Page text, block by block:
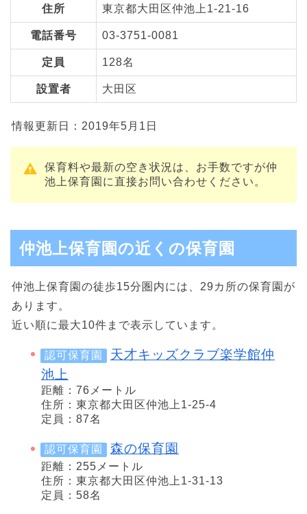
住所 東京都大田区仲池上1-21-16
電話番号 03-3751-0081
定員 128名
設置者 大田区
情報更新日：2019年5月1日
保育料や最新の空き状況は、お手数ですが仲
池上保育園に直接お問い合わせください。
仲池上保育園の近くの保育園
仲池上保育園の徒歩15分圏内には、29カ所の保育園が
あります。
近い順に最大10件まで表示しています。
認可保育園
天才キッズクラブ楽学館仲
池上
距離：76メートル
住所：東京都大田区仲池上1-25-4
定員：87名
認可保育園 森の保育園
距離：255メートル
住所：東京都大田区仲池上1-31-13
定員：58名